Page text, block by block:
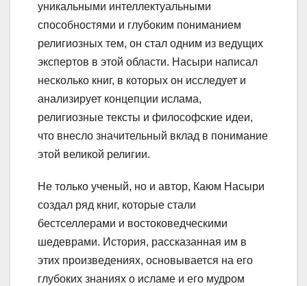
уникальными интеллектуальными
способностями и глубоким пониманием
религиозных тем, он стал одним из ведущих
экспертов в этой области. Насыри написал
несколько книг, в которых он исследует и
анализирует концепции ислама,
религиозные тексты и философские идеи,
что внесло значительный вклад в понимание
этой великой религии.
Не только ученый, но и автор, Каюм Насыри
создал ряд книг, которые стали
бестселлерами и востоковедческими
шедеврами. История, рассказанная им в
этих произведениях, основывается на его
глубоких знаниях о исламе и его мудром